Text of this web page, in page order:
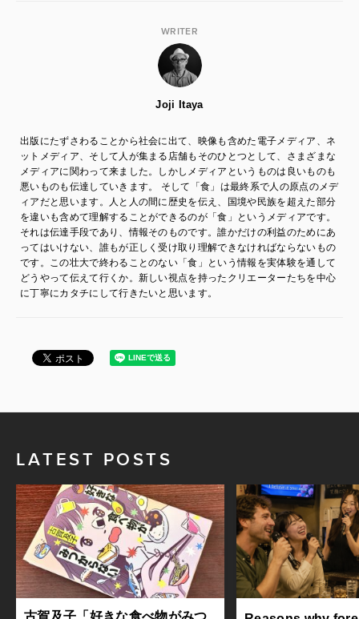
WRITER
Joji Itaya
出版にたずさわることから社会に出て、映像も含めた電子メディア、ネ
ットメディア、そして人が集まる店舗もそのひとつとして、さまざまな
メディアに関わって来ました。しかしメディアというものは良いものも
悪いものも伝達していきます。 そして「食」は最終系で人の原点のメデ
ィアだと思います。人と人の間に歴史を伝え、国境や民族を超えた部分
を違いも含めて理解することができるのが「食」というメディアです。
それは伝達手段であり、情報そのものです。誰かだけの利益のためにあ
ってはいけない、誰もが正しく受け取り理解できなければならないもの
です。この壮大で終わることのない「食」という情報を実体験を通して
どうやって伝えて行くか。新しい視点を持ったクリエーターたちを中心
に丁寧にカタチにして行きたいと思います。
LATEST POSTS
古賀及子「好きな食べ物がみつ